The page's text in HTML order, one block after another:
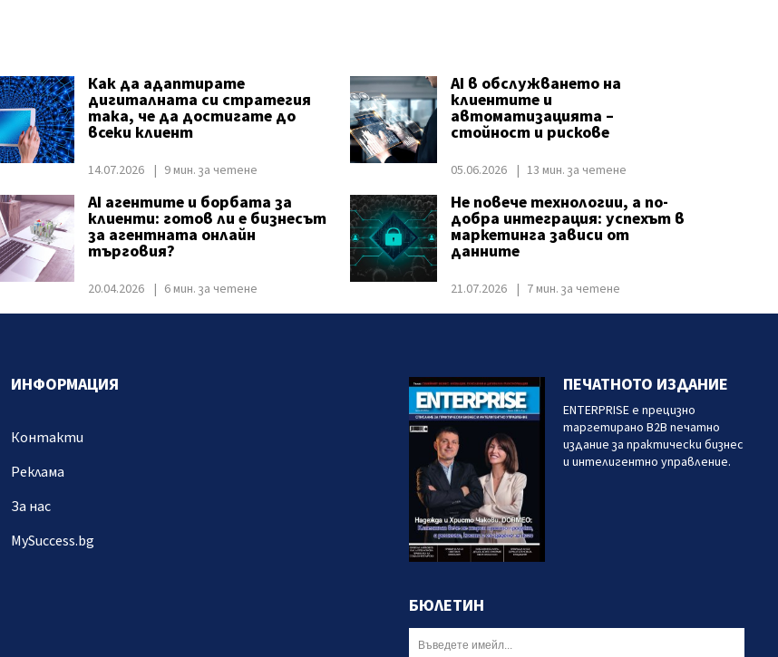
Как да адаптирате
дигиталната си стратегия
така, че да достигате до
всеки клиент
14.07.2026 9 мин. за четене
AI в обслужването на
клиентите и
автоматизацията –
стойност и рискове
05.06.2026 13 мин. за четене
AI агентите и борбата за
клиенти: готов ли е бизнесът
за агентната онлайн
търговия?
20.04.2026 6 мин. за четене
Не повече технологии, а по-
добра интеграция: успехът в
маркетинга зависи от
данните
21.07.2026 7 мин. за четене
ИНФОРМАЦИЯ
Контакти
Реклама
За нас
MySuccess.bg
ПЕЧАТНОТО ИЗДАНИЕ
ENTERPRISE е прецизно
таргетирано B2B печатно
издание за практически бизнес
и интелигентно управление.
БЮЛЕТИН